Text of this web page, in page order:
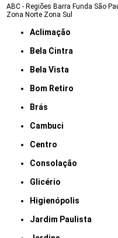
ABC - Regiões Barra Funda São
Zona Norte Zona Sul
Aclimação
Bela Cintra
Bela Vista
Bom Retiro
Brás
Cambuci
Centro
Consolação
Glicério
Higienópolis
Jardim Paulista